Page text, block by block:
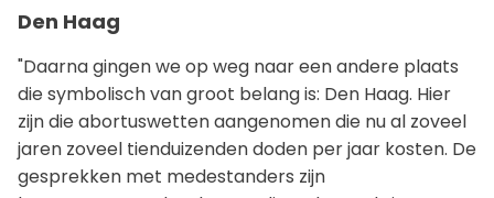
Den Haag
"Daarna gingen we op weg naar een andere plaats
die symbolisch van groot belang is: Den Haag. Hier
zijn die abortuswetten aangenomen die nu al zoveel
jaren zoveel tienduizenden doden per jaar kosten. De
gesprekken met medestanders zijn